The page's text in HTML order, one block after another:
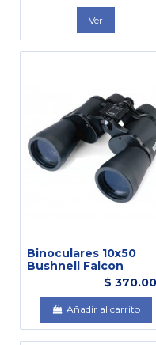
Ver
Binoculares 10x50
Bushnell Falcon
$
Añadir al carrito